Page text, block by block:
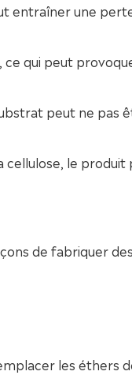
entraîner une
qui peut
peut ne pas
le
de fabriquer
les éthers